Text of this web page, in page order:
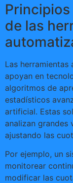
de las
Las
apoyan en
algoritmos de
estadísticos
artificial. Estas
analizan grandes
ajustando las
Por ejemplo, un
monitorear
modificar las